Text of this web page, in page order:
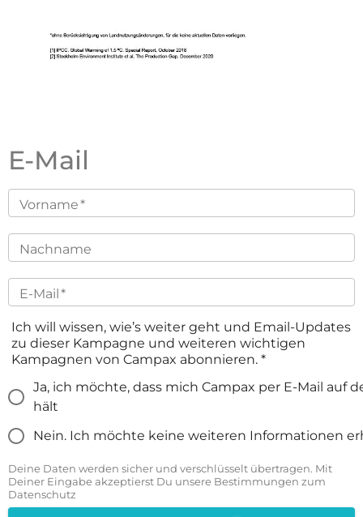
E-Mail
Vorname*
Nachname
E-Mail*
Ich will wissen, wie’s weiter geht und Email-Updates
zu dieser Kampagne und weiteren wichtigen
Kampagnen von Campax abonnieren. *
Ja, ich möchte, dass mich Campax per E-Mail auf
hält
Nein. Ich möchte keine weiteren Informationen
Deine Daten werden sicher und verschlüsselt übertragen. Mit
Deiner Eingabe akzeptierst Du unsere Bestimmungen zum
Datenschutz